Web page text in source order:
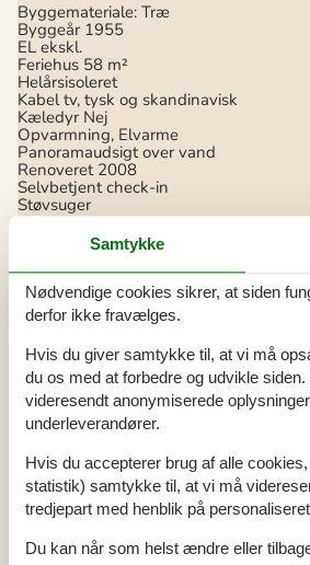
Byggemateriale: Træ
Byggeår 1955
EL ekskl.
Feriehus 58 m²
Helårsisoleret
Kabel tv, tysk og skandinavisk
Kæledyr Nej
Opvarmning, Elvarme
Panoramaudsigt over vand
Renoveret 2008
Selvbetjent check-in
Støvsuger
Vand inkl.
1 TV
DK-DR1
Stereoanlæg
I nærheden
Afs. til nærmeste vand/badning 300 m
Afstand til fiskemulighed 25 m
Afstand til indkøb 1,4 km
Nærmeste by 250 m
Nærmeste restaurant
500 m
Koncepter
Kvalitetshavemøbler
Tæt på havet
Samtykke
Nødvendige cookies sikrer, at siden
derfor ikke fravælges.
Hvis du giver samtykke til, at vi må
du os med at forbedre og udvikle
videresendt anonymiserede
underleverandører.
Hvis du accepterer brug af alle
statistik) samtykke til, at vi må
tredjepart med henblik på
Du kan når som helst ændre eller